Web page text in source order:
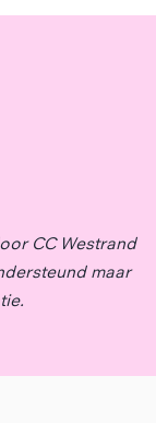
CC Westrand
maar